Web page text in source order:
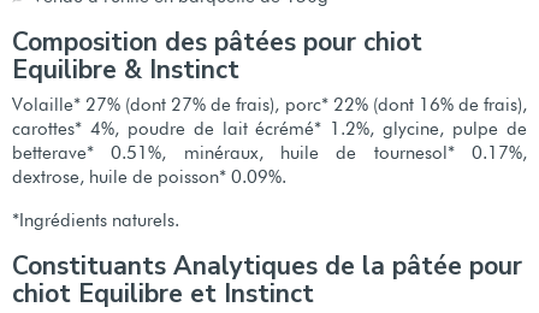
Composition des pâtées pour chiot
Equilibre & Instinct
Volaille* 27% (dont 27% de frais), porc* 22% (dont 16% de frais),
carottes* 4%, poudre de lait écrémé* 1.2%, glycine, pulpe de
betterave* 0.51%, minéraux, huile de tournesol* 0.17%,
dextrose, huile de poisson* 0.09%.
*Ingrédients naturels.
Constituants Analytiques de la pâtée pour
chiot Equilibre et Instinct